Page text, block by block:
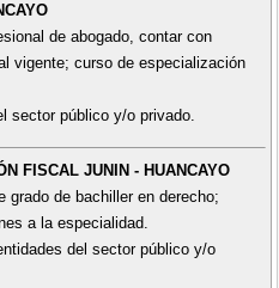
de abogado, contar con
vigente; curso de especialización
sector público y/o privado.
FISCAL JUNIN - HUANCAYO
grado de bachiller en derecho;
a la especialidad.
del sector público y/o